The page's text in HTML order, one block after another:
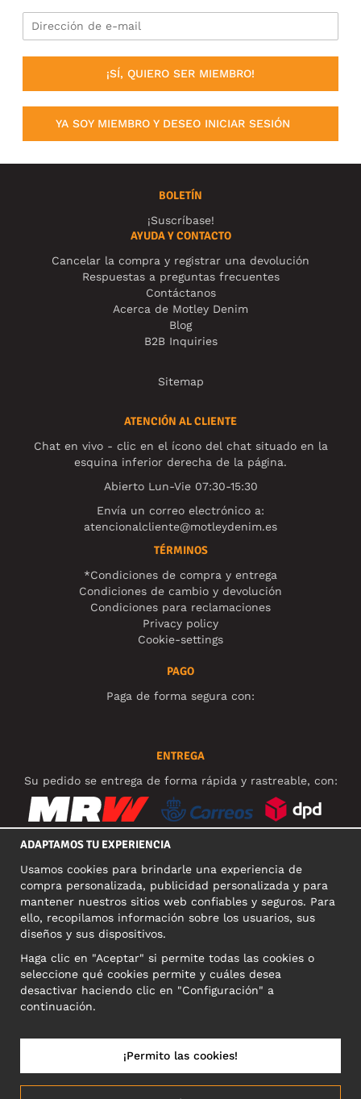
¡SÍ, QUIERO SER MIEMBRO!
YA SOY MIEMBRO Y DESEO INICIAR SESIÓN
BOLETÍN
¡Suscríbase!
AYUDA Y CONTACTO
Cancelar la compra y registrar una devolución
Respuestas a preguntas frecuentes
Contáctanos
Acerca de Motley Denim
Blog
B2B Inquiries
Sitemap
ATENCIÓN AL CLIENTE
Chat en vivo - clic en el ícono del chat situado en la
esquina inferior derecha de la página.
Abierto Lun-Vie 07:30-15:30
Envía un correo electrónico a:
atencionalcliente@motleydenim.es
TÉRMINOS
*Condiciones de compra y entrega
Condiciones de cambio y devolución
Condiciones para reclamaciones
Privacy policy
Cookie-settings
PAGO
Paga de forma segura con:
ENTREGA
Su pedido se entrega de forma rápida y rastreable, con:
REDES SOCIALES
DIRECCIÓN COMERCIAL
Motley Denim Europe OÜ
Narva mnt 5, EE-10117 Tallinn
Reg: 12356245
ADAPTAMOS TU EXPERIENCIA
Usamos cookies para brindarle una experiencia de
compra personalizada, publicidad personalizada y para
mantener nuestros sitios web confiables y seguros. Para
ello, recopilamos información sobre los usuarios, sus
diseños y sus dispositivos.
Haga clic en "Aceptar" si permite todas las cookies o
seleccione qué cookies permite y cuáles desea
desactivar haciendo clic en "Configuración" a
continuación.
¡Permito las cookies!